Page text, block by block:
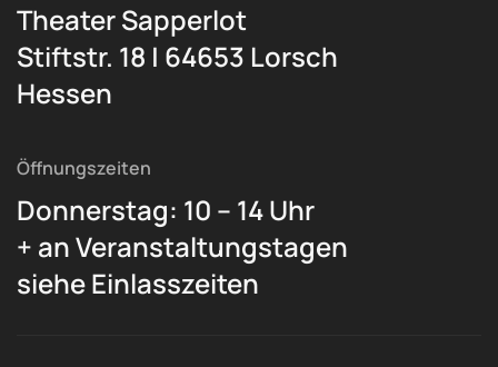
Theater Sapperlot
Stiftstr. 18 | 64653 Lorsch
Hessen
Öffnungszeiten
Donnerstag: 10 – 14 Uhr
+ an Veranstaltungstagen
siehe Einlasszeiten